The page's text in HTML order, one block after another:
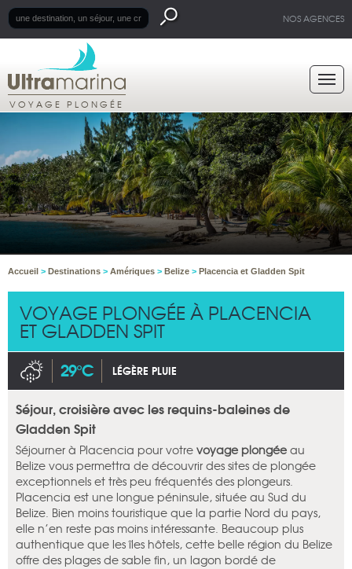
NOS AGENCES
VOYAGE PLONGÉE
Accueil > Destinations > Amériques > Belize > Placencia et Gladden Spit
VOYAGE PLONGÉE À PLACENCIA
ET GLADDEN SPIT
29°C LÉGÈRE PLUIE
Séjour, croisière avec les requins-baleines de
Gladden Spit
Séjourner à Placencia pour votre voyage plongée au
Belize vous permettra de découvrir des sites de plongée
exceptionnels et très peu fréquentés des plongeurs.
Placencia est une longue péninsule, située au Sud du
Belize. Bien moins touristique que la partie Nord du pays,
elle n’en reste pas moins intéressante. Beaucoup plus
authentique que les îles hôtels, cette belle région du Belize
offre des plages de sable fin, un lagon bordé de